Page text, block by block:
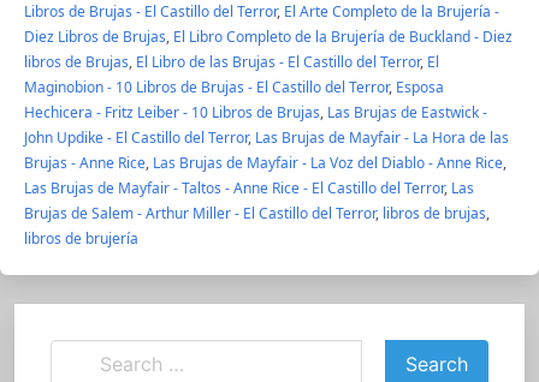
Libros de Brujas - El Castillo del Terror, El Arte Completo de la Brujería -
Diez Libros de Brujas, El Libro Completo de la Brujería de Buckland - Diez
libros de Brujas, El Libro de las Brujas - El Castillo del Terror, El
Maginobion - 10 Libros de Brujas - El Castillo del Terror, Esposa
Hechicera - Fritz Leiber - 10 Libros de Brujas, Las Brujas de Eastwick -
John Updike - El Castillo del Terror, Las Brujas de Mayfair - La Hora de las
Brujas - Anne Rice, Las Brujas de Mayfair - La Voz del Diablo - Anne Rice,
Las Brujas de Mayfair - Taltos - Anne Rice - El Castillo del Terror, Las
Brujas de Salem - Arthur Miller - El Castillo del Terror, libros de brujas,
libros de brujería